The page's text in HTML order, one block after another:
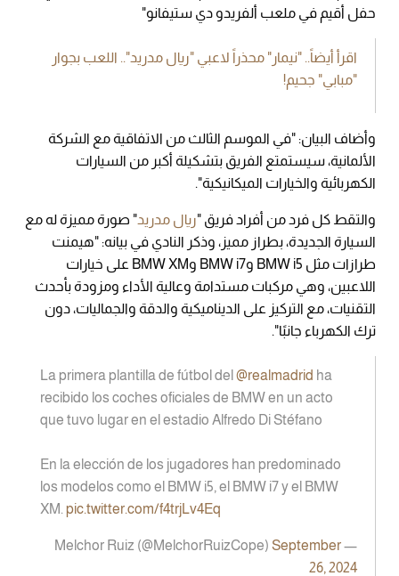
حفل أقيم في ملعب ألفريدو دي ستيفانو"
اقرأ أيضاً.. "نيمار" محذراً لاعبي "ريال مدريد".. اللعب بجوار
"مبابي" جحيم!
وأضاف البيان: "في الموسم الثالث من الاتفاقية مع الشركة
الألمانية، سيستمتع الفريق بتشكيلة أكبر من السيارات
الكهربائية والخيارات الميكانيكية".
والتقط كل فرد من أفراد فريق "ريال مدريد" صورة مميزة له مع
السيارة الجديدة، بطراز مميز، وذكر النادي في بيانه: "هيمنت
طرازات مثل BMW i5 وBMW i7 وBMW XM على خيارات
اللاعبين، وهي مركبات مستدامة وعالية الأداء ومزودة بأحدث
التقنيات، مع التركيز على الديناميكية والدقة والجماليات، دون
ترك الكهرباء جانبًا".
La primera plantilla de fútbol del @realmadrid ha
recibido los coches oficiales de BMW en un acto
que tuvo lugar en el estadio Alfredo Di Stéfano
En la elección de los jugadores han predominado
los modelos como el BMW i5, el BMW i7 y el BMW
XM. pic.twitter.com/f4trjLv4Eq
— Melchor Ruiz (@MelchorRuizCope)
September
26, 2024